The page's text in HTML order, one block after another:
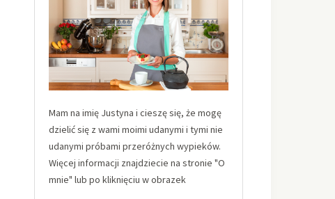
Mam na imię Justyna i cieszę się, że mogę
dzielić się z wami moimi udanymi i tymi nie
udanymi próbami przeróżnych wypieków.
Więcej informacji znajdziecie na stronie "O
mnie" lub po kliknięciu w obrazek